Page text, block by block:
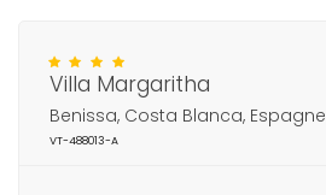
Villa Margaritha
Benissa, Costa Blanca, Espagne
VT-488013-A